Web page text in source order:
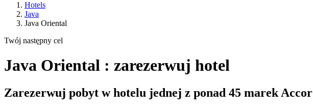
Hotels
Java
Java Oriental
Twój następny cel
Java Oriental : zarezerwuj hotel
Zarezerwuj pobyt w hotelu jednej z ponad 45 marek Accor